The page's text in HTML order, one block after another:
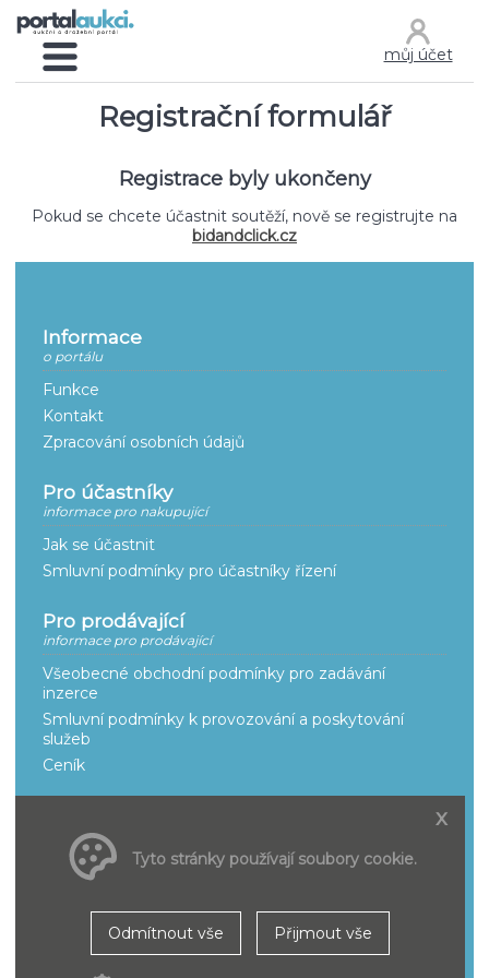
Registrační formulář
Registrace byly ukončeny
Pokud se chcete účastnit soutěží, nově se registrujte na
bidandclick.cz
můj účet
Informace
o portálu
Funkce
Kontakt
Zpracování osobních údajů
Pro účastníky
informace pro nakupující
Jak se účastnit
Smluvní podmínky pro účastníky řízení
Pro prodávající
informace pro prodávající
Všeobecné obchodní podmínky pro zadávání
inzerce
Smluvní podmínky k provozování a poskytování
služeb
Ceník
naše služby
Adresáře
x
Tyto stránky používají soubory cookie.
Odmítnout vše Přijmout vše